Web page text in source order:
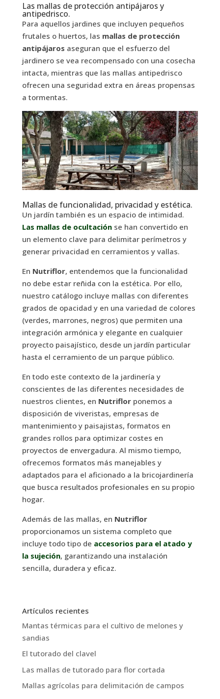
Las mallas de protección antipájaros y
antipedrisco.
Para aquellos jardines que incluyen pequeños
frutales o huertos, las mallas de protección
antipájaros aseguran que el esfuerzo del
jardinero se vea recompensado con una cosecha
intacta, mientras que las mallas antipedrisco
ofrecen una seguridad extra en áreas propensas
a tormentas.
Mallas de funcionalidad, privacidad y estética.
Un jardín también es un espacio de intimidad.
Las mallas de ocultaciónse han convertido en
un elemento clave para delimitar perímetros y
generar privacidad en cerramientos y vallas.
En Nutriflor, entendemos que la funcionalidad
no debe estar reñida con la estética. Por ello,
nuestro catálogo incluye mallas con diferentes
grados de opacidad y en una variedad de colores
(verdes, marrones, negros) que permiten una
integración armónica y elegante en cualquier
proyecto paisajístico, desde un jardín particular
hasta el cerramiento de un parque público.
En todo este contexto de la jardinería y
conscientes de las diferentes necesidades de
nuestros clientes, en Nutriflorponemos a
disposición de viveristas, empresas de
mantenimiento y paisajistas, formatos en
grandes rollos para optimizar costes en
proyectos de envergadura. Al mismo tiempo,
ofrecemos formatos más manejables y
adaptados para el aficionado a la bricojardinería
que busca resultados profesionales en su propio
hogar.
Además de las mallas, en Nutriflor
proporcionamos un sistema completo que
incluye todo tipo de accesorios para el atado y
la sujeción, garantizando una instalación
sencilla, duradera y eficaz.
Artículos recientes
Mantas térmicas para el cultivo de melones y
sandias
El tutorado del clavel
Las mallas de tutorado para flor cortada
Mallas agrícolas para delimitación de campos